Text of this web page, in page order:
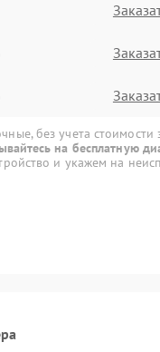
без учета стоимости
на бесплатную
и укажем на